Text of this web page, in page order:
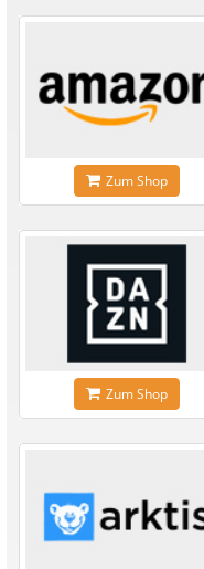
Zum Shop
Zum Shop